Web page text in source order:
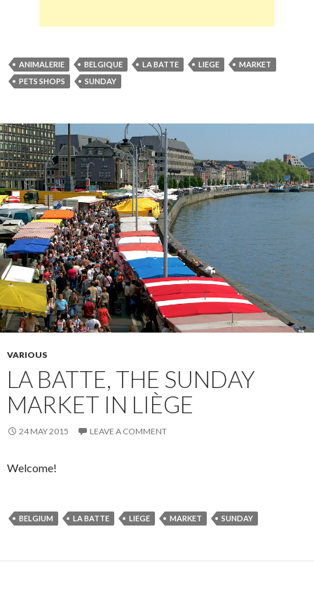
ANIMALERIE BELGIQUE LA BATTE LIEGE
MARKET
PETS SHOPS
SUNDAY
VARIOUS
LA BATTE, THE SUNDAY
MARKET IN LIÈGE
24 MAY 2015 LEAVE A COMMENT
Welcome!
BELGIUM LA BATTE LIEGE MARKET SUNDAY